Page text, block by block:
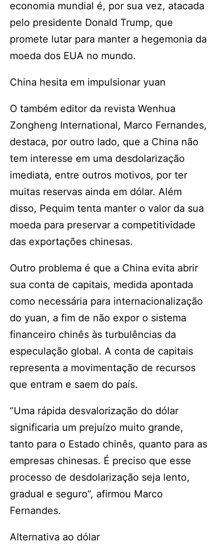
economia mundial é, por sua vez, atacada
pelo presidente Donald Trump, que
promete lutar para manter a hegemonia da
moeda dos EUA no mundo.
China hesita em impulsionar yuan
O também editor da revista Wenhua
Zongheng International, Marco Fernandes,
destaca, por outro lado, que a China não
tem interesse em uma desdolarização
imediata, entre outros motivos, por ter
muitas reservas ainda em dólar. Além
disso, Pequim tenta manter o valor da sua
moeda para preservar a competitividade
das exportações chinesas.
Outro problema é que a China evita abrir
sua conta de capitais, medida apontada
como necessária para internacionalização
do yuan, a fim de não expor o sistema
financeiro chinês às turbulências da
especulação global. A conta de capitais
representa a movimentação de recursos
que entram e saem do país.
“Uma rápida desvalorização do dólar
significaria um prejuízo muito grande,
tanto para o Estado chinês, quanto para as
empresas chinesas. É preciso que esse
processo de desdolarização seja lento,
gradual e seguro”, afirmou Marco
Fernandes.
Alternativa ao dólar